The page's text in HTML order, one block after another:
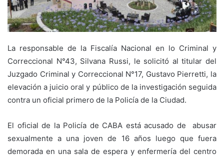
La responsable de la Fiscalía Nacional en lo Criminal y
Correccional N°43, Silvana Russi, le solicitó al titular del
Juzgado Criminal y Correccional N°17, Gustavo Pierretti, la
elevación a juicio oral y público de la investigación seguida
contra un oficial primero de la Policía de la Ciudad.
El oficial de la Policía de CABA está acusado de abusar
sexualmente a una joven de 16 años luego que fuera
demorada en una sala de espera y enfermería del centro